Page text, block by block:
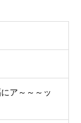
ア～～～ッ